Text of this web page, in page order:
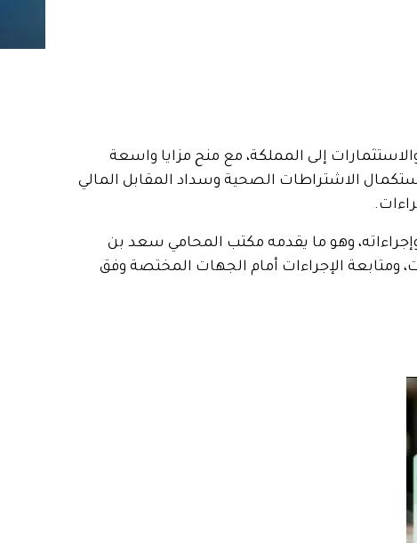
إلى المملكة، مع منح مزايا واسعة
الاشتراطات الصحية وسداد المقابل المالي
وهو ما يقدمه مكتب المحامي سعد بن
ومتابعة الإجراءات أمام الجهات المختصة وفق